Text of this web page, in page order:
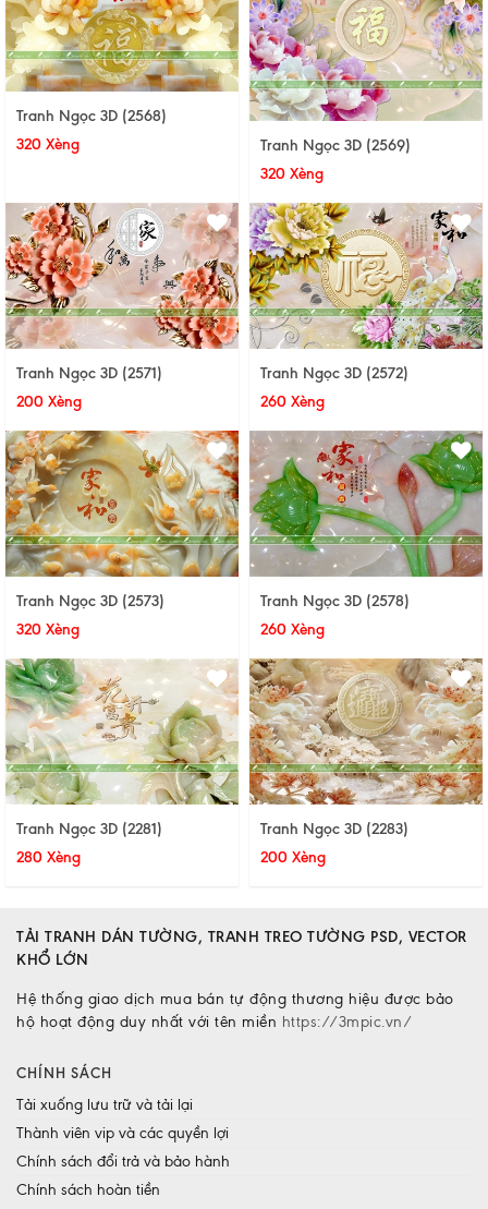
Tranh Ngọc 3D (2568)
320 Xèng
Tranh Ngọc 3D (2569)
320 Xèng
Tranh Ngọc 3D (2571)
200 Xèng
Tranh Ngọc 3D (2572)
260 Xèng
Tranh Ngọc 3D (2573)
320 Xèng
Tranh Ngọc 3D (2578)
260 Xèng
Tranh Ngọc 3D (2281)
280 Xèng
Tranh Ngọc 3D (2283)
200 Xèng
TẢI TRANH DÁN TƯỜNG, TRANH TREO TƯỜNG PSD, VECTOR
KHỔ LỚN
Hệ thống giao dịch mua bán tự động thương hiệu được bảo
hộ hoạt động duy nhất với tên miền https://3mpic.vn/
CHÍNH SÁCH
Tải xuống lưu trữ và tải lại
Thành viên vip và các quyền lợi
Chính sách đổi trả và bảo hành
Chính sách hoàn tiền